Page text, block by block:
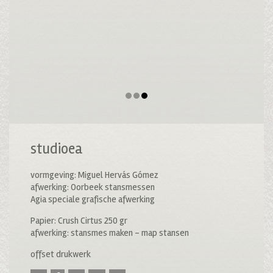
studioea
vormgeving: Miguel Hervás Gómez
afwerking: Oorbeek stansmessen
Agia speciale grafische afwerking
Papier: Crush Cirtus 250 gr
afwerking: stansmes maken – map stansen
offset drukwerk